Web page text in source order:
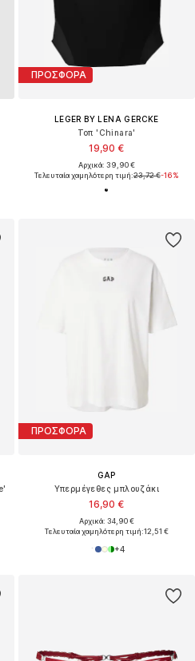
ΠΡΟΣΦΟΡΑ
LEGER BY LENA GERCKE
Τοπ 'Chinara'
19,90 €
Αρχικά: 39,90 €
Τελευταία χαμηλότερη τιμή:23,72 €-16%
ΠΡΟΣΦΟΡΑ
GAP
Υπερμέγεθες μπλουζάκι
16,90 €
Αρχικά: 34,90 €
Τελευταία χαμηλότερη τιμή:12,51 €
+4